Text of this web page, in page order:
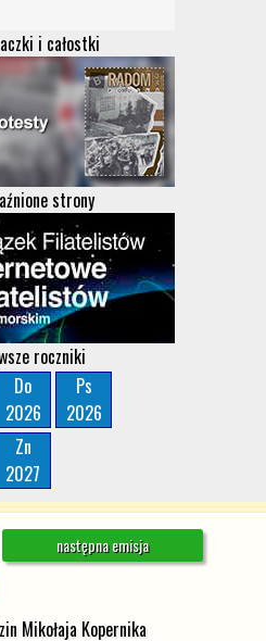
i całostki
strony
roczniki
Do
2026
Ps
2026
Zn
2027
następna emisja
Mikołaja Kopernika